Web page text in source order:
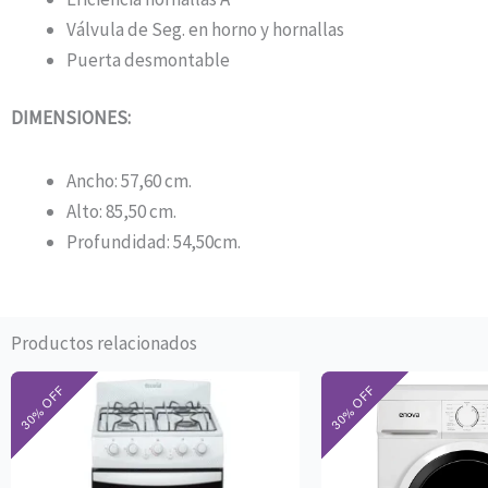
Válvula de Seg. en horno y hornallas
Puerta desmontable
DIMENSIONES:
Ancho: 57,60 cm.
Alto: 85,50 cm.
Profundidad: 54,50cm.
Productos relacionados
El
precio
original
era:
$630.000.
actual
es:
$441.000.
El
era: